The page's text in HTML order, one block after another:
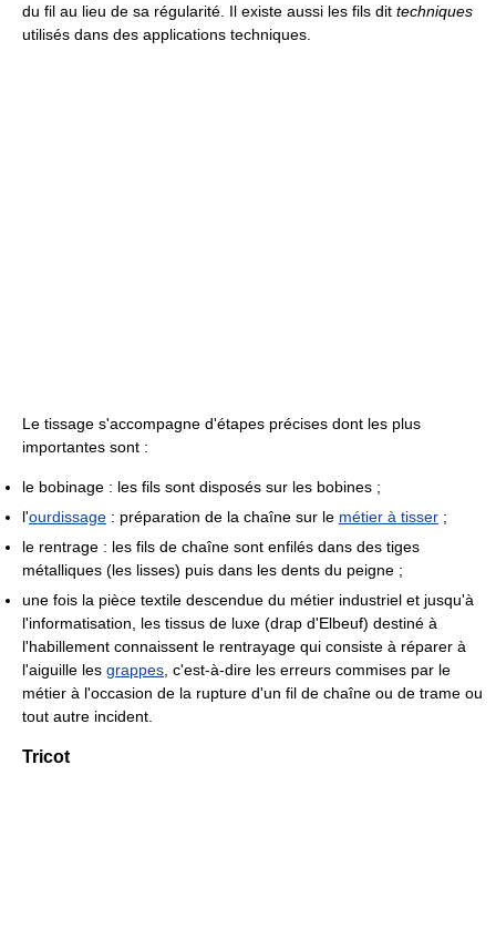
du fil au lieu de sa régularité. Il existe aussi les fils dit techniques
utilisés dans des applications techniques.
Le tissage s'accompagne d'étapes précises dont les plus
importantes sont :
le bobinage : les fils sont disposés sur les bobines ;
l'ourdissage : préparation de la chaîne sur le métier à tisser ;
le rentrage : les fils de chaîne sont enfilés dans des tiges
métalliques (les lisses) puis dans les dents du peigne ;
une fois la pièce textile descendue du métier industriel et jusqu'à
l'informatisation, les tissus de luxe (drap d'Elbeuf) destiné à
l'habillement connaissent le rentrayage qui consiste à réparer à
l'aiguille les grappes , c'est-à-dire les erreurs commises par le
métier à l'occasion de la rupture d'un fil de chaîne ou de trame ou
tout autre incident.
Tricot